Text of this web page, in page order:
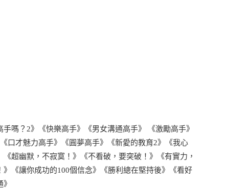
嗎？2》《快樂高手》《男女溝通高手》 《激勵高手》
口才魅力高手》《圓夢高手》《新愛的教育2》《我心
超幽默，不寂寞！》《不看破，要突破！》《有實力，
《讓你成功的100個信念》《勝利總在堅持後》《看好